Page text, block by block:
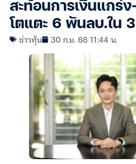
สะท้อนการเงินแกร่
โตแตะ 6 พันลบ.ใน
ข่าวหุ้น 30 ก.ย. 68 11:44 น.